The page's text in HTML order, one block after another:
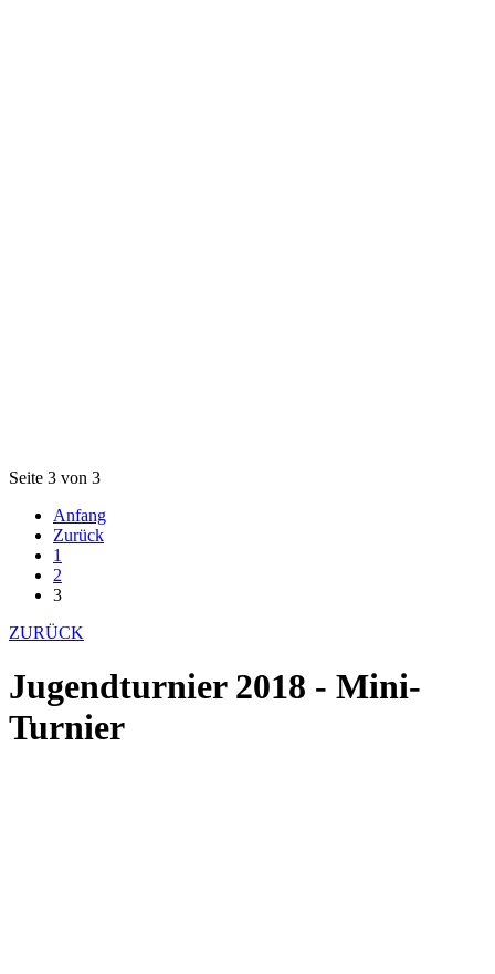
Seite 3 von 3
Anfang
Zurück
1
2
3
ZURÜCK
Jugendturnier 2018 - Mini-
Turnier